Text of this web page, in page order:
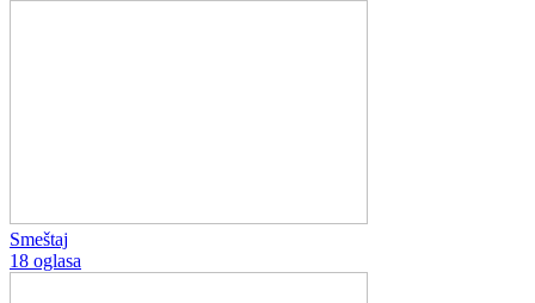
Smeštaj
18 oglasa